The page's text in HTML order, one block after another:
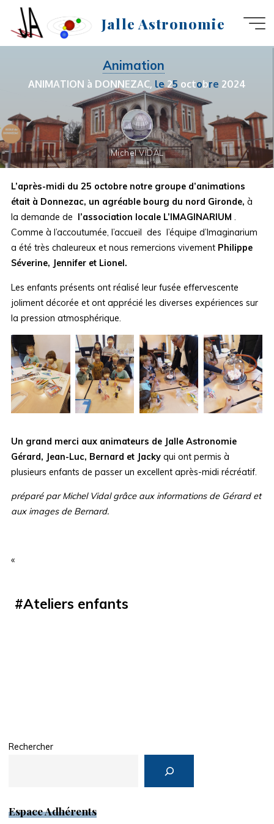
contenu
Jalle Astronomie
Animation
ANIMATION à DONNEZAC, l
le
e25 octo
obr
re
e 2024
Michel VIDAL
L’après-midi du 25 octobre notre groupe d’animations
était à Donnezac, un agréable bourg du nord Gironde, à
la demande de
l’association locale L’IMAGINARIUM .
Comme à l’accoutumée, l’accueil des l’équipe d’Imaginarium
a été très chaleureux et nous remercions vivement Philippe
Séverine, Jennifer et Lionel.
Les enfants présents ont réalisé leur fusée effervescente
joliment décorée et ont apprécié les diverses expériences sur
la pression atmosphérique.
Un grand merci aux animateurs de Jalle Astronomie
Gérard, Jean-Luc, Bernard et Jackyqui ont permis à
plusieurs enfants de passer un excellent après-midi récréatif.
préparé par Michel Vidal grâce aux informations de Gérard et
aux images de Bernard.
«
#Ateliers enfants
Rechercher
Espace Adhérents